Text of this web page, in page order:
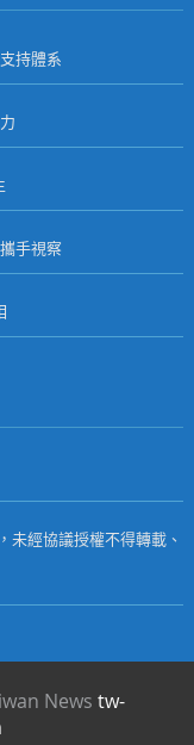
持體系
手視察
未經協議授權不得轉載、
Newstw-